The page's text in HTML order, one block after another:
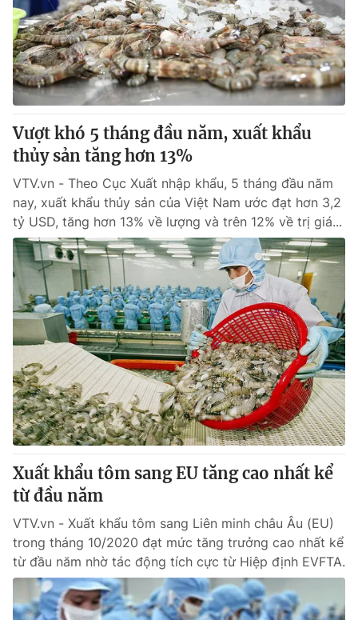
Vượt khó 5 tháng đầu năm, xuất khẩu
thủy sản tăng hơn 13%
VTV.vn - Theo Cục Xuất nhập khẩu, 5 tháng đầu năm
nay, xuất khẩu thủy sản của Việt Nam ước đạt hơn 3,2
tỷ USD, tăng hơn 13% về lượng và trên 12% về trị giá...
Xuất khẩu tôm sang EU tăng cao nhất kể
từ đầu năm
VTV.vn - Xuất khẩu tôm sang Liên minh châu Âu (EU)
trong tháng 10/2020 đạt mức tăng trưởng cao nhất kể
từ đầu năm nhờ tác động tích cực từ Hiệp định EVFTA.